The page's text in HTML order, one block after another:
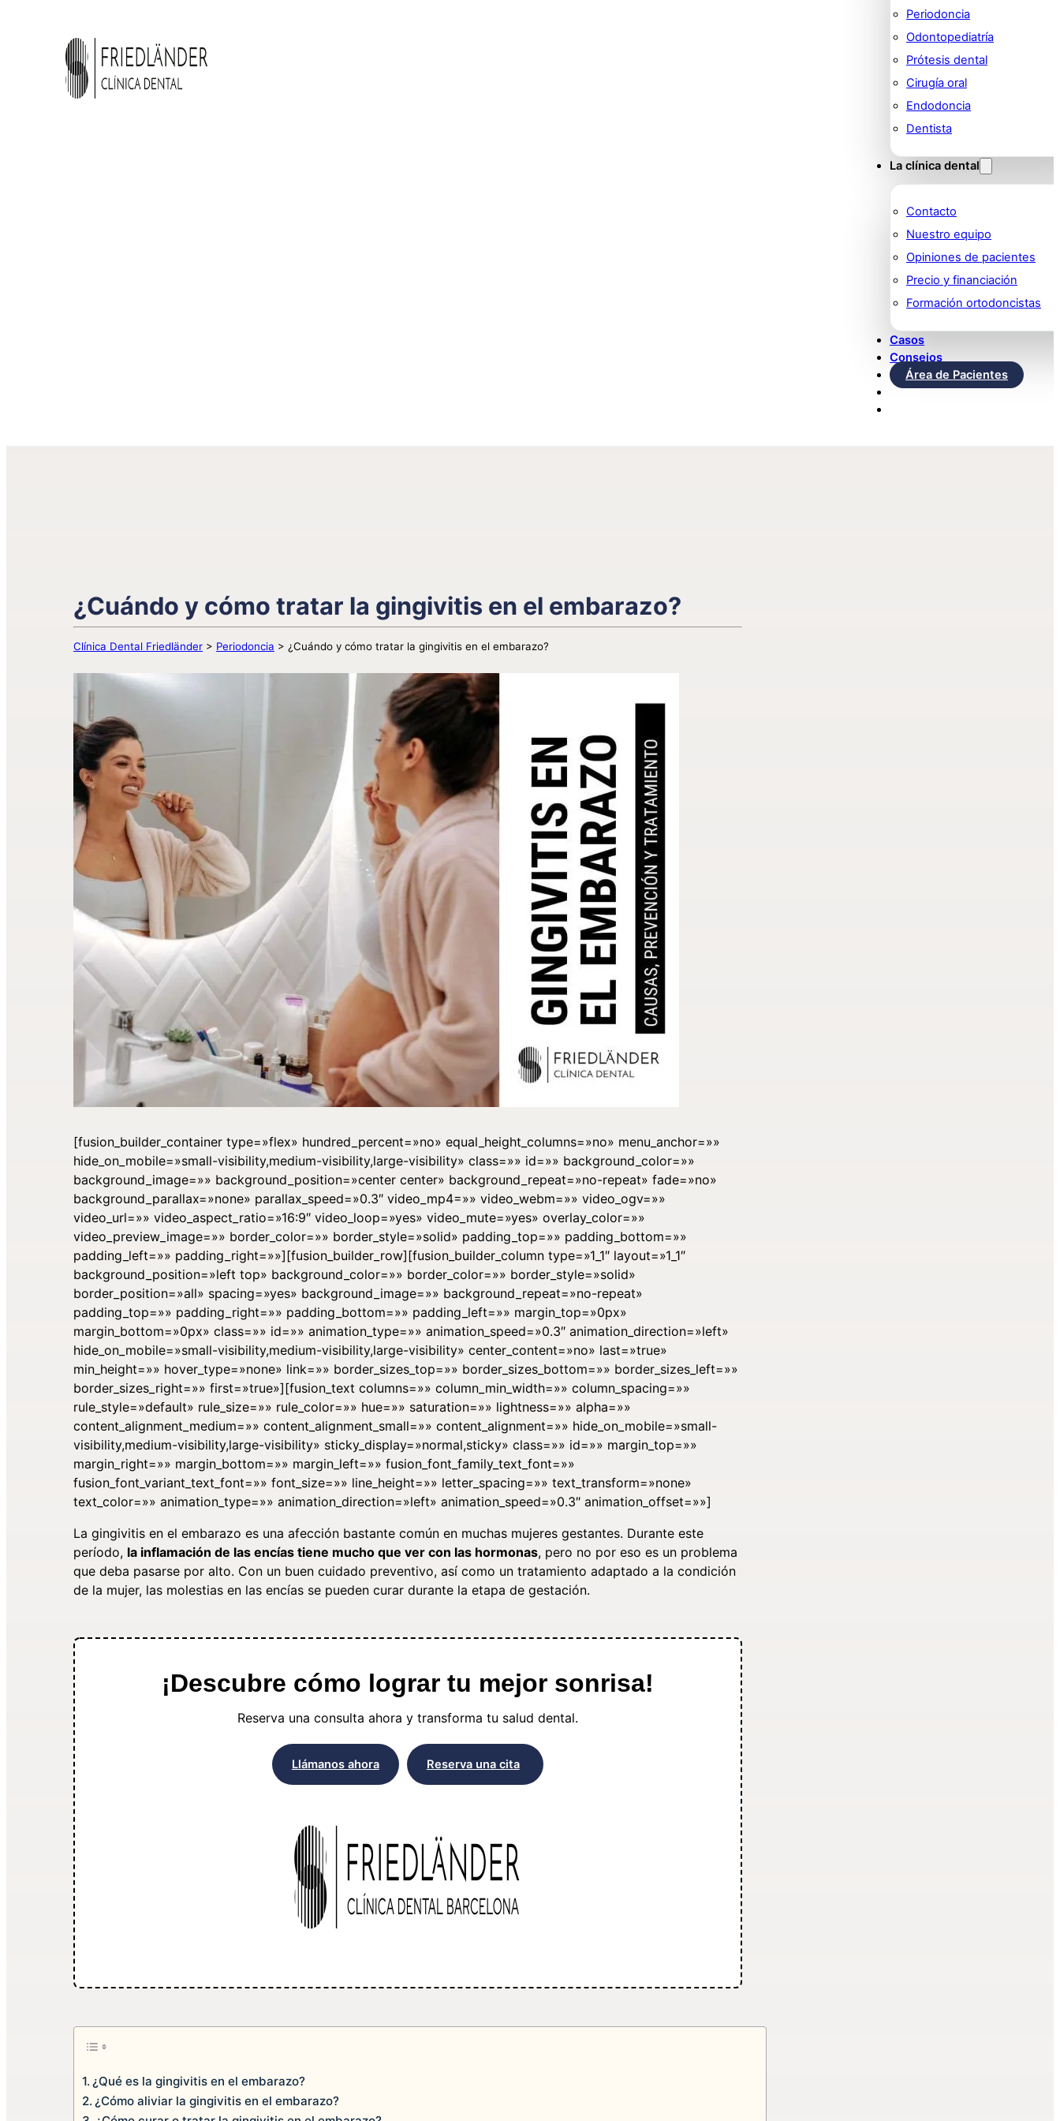
Periodoncia
Odontopediatría
Prótesis dental
Cirugía oral
Endodoncia
Dentista
La clínica dental
Contacto
Nuestro equipo
Opiniones de pacientes
Precio y financiación
Formación ortodoncistas
Casos
Consejos
Área de Pacientes
¿Cuándo y cómo tratar la gingivitis en el embarazo?
Clínica Dental Friedländer > Periodoncia > ¿Cuándo y cómo tratar la gingivitis en el embarazo?
[fusion_builder_container type=»flex» hundred_percent=»no» equal_height_columns=»no» menu_anchor=»»
hide_on_mobile=»small-visibility,medium-visibility,large-visibility» class=»» id=»» background_color=»»
background_image=»» background_position=»center center» background_repeat=»no-repeat» fade=»no»
background_parallax=»none» parallax_speed=»0.3″ video_mp4=»» video_webm=»» video_ogv=»»
video_url=»» video_aspect_ratio=»16:9″ video_loop=»yes» video_mute=»yes» overlay_color=»»
video_preview_image=»» border_color=»» border_style=»solid» padding_top=»» padding_bottom=»»
padding_left=»» padding_right=»»][fusion_builder_row][fusion_builder_column type=»1_1″ layout=»1_1″
background_position=»left top» background_color=»» border_color=»» border_style=»solid»
border_position=»all» spacing=»yes» background_image=»» background_repeat=»no-repeat»
padding_top=»» padding_right=»» padding_bottom=»» padding_left=»» margin_top=»0px»
margin_bottom=»0px» class=»» id=»» animation_type=»» animation_speed=»0.3″ animation_direction=»left»
hide_on_mobile=»small-visibility,medium-visibility,large-visibility» center_content=»no» last=»true»
min_height=»» hover_type=»none» link=»» border_sizes_top=»» border_sizes_bottom=»» border_sizes_left=»»
border_sizes_right=»» first=»true»][fusion_text columns=»» column_min_width=»» column_spacing=»»
rule_style=»default» rule_size=»» rule_color=»» hue=»» saturation=»» lightness=»» alpha=»»
content_alignment_medium=»» content_alignment_small=»» content_alignment=»» hide_on_mobile=»small-
visibility,medium-visibility,large-visibility» sticky_display=»normal,sticky» class=»» id=»» margin_top=»»
margin_right=»» margin_bottom=»» margin_left=»» fusion_font_family_text_font=»»
fusion_font_variant_text_font=»» font_size=»» line_height=»» letter_spacing=»» text_transform=»none»
text_color=»» animation_type=»» animation_direction=»left» animation_speed=»0.3″ animation_offset=»»]
La gingivitis en el embarazo es una afección bastante común en muchas mujeres gestantes. Durante este
período, la inflamación de las encías tiene mucho que ver con las hormonas, pero no por eso es un problema
que deba pasarse por alto. Con un buen cuidado preventivo, así como un tratamiento adaptado a la condición
de la mujer, las molestias en las encías se pueden curar durante la etapa de gestación.
¡Descubre cómo lograr tu mejor sonrisa!
Reserva una consulta ahora y transforma tu salud dental.
Llámanos ahora Reserva una cita
¿Qué es la gingivitis en el embarazo?
¿Cómo aliviar la gingivitis en el embarazo?